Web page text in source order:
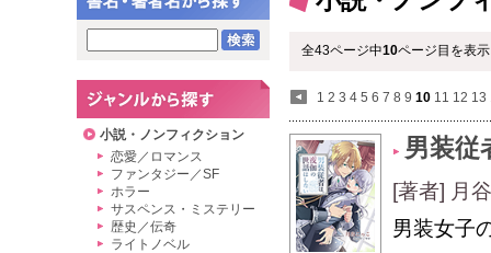
全43ページ中10ページ目を表
1 2 3 4 5 6 7 8 9 10 11 12 13
男装従
[著者] 月
男装女子
小説・ノンフィクション
恋愛／ロマンス
ファンタジー／SF
ホラー
サスペンス・ミステリー
歴史／伝奇
ライトノベル